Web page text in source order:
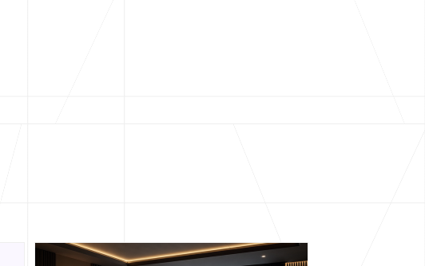
Discover more architecture inspo